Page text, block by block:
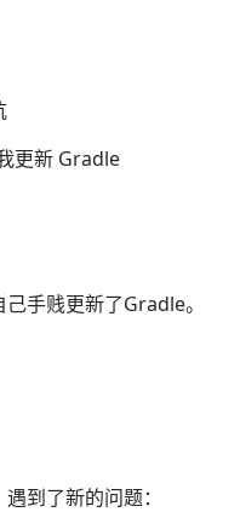
更新 Gradle
手贱更新了Gradle。
到了新的问题：